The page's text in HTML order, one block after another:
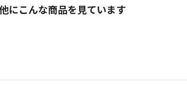
にこんな商品を見ています